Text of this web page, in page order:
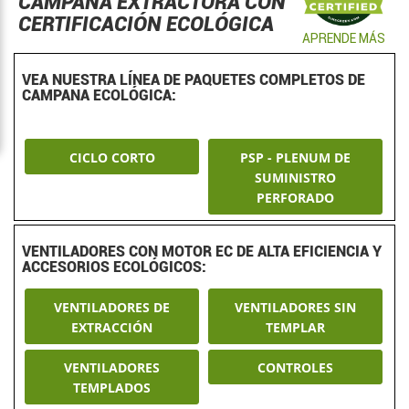
CERTIFICACIÓN ECOLÓGICA
APRENDE MÁS
VEA NUESTRA LÍNEA DE PAQUETES COMPLETOS DE
CAMPANA ECOLÓGICA:
CICLO CORTO
PSP - PLENUM DE
SUMINISTRO
PERFORADO
VENTILADORES CON MOTOR EC DE ALTA EFICIENCIA Y
ACCESORIOS ECOLÓGICOS:
VENTILADORES DE
EXTRACCIÓN
VENTILADORES SIN
TEMPLAR
VENTILADORES
TEMPLADOS
CONTROLES